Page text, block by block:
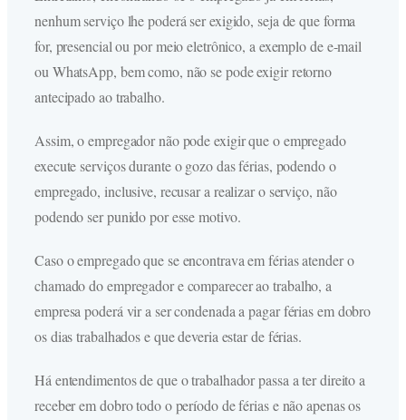
nenhum serviço lhe poderá ser exigido, seja de que forma
for, presencial ou por meio eletrônico, a exemplo de e-mail
ou WhatsApp, bem como, não se pode exigir retorno
antecipado ao trabalho.
Assim, o empregador não pode exigir que o empregado
execute serviços durante o gozo das férias, podendo o
empregado, inclusive, recusar a realizar o serviço, não
podendo ser punido por esse motivo.
Caso o empregado que se encontrava em férias atender o
chamado do empregador e comparecer ao trabalho, a
empresa poderá vir a ser condenada a pagar férias em dobro
os dias trabalhados e que deveria estar de férias.
Há entendimentos de que o trabalhador passa a ter direito a
receber em dobro todo o período de férias e não apenas os